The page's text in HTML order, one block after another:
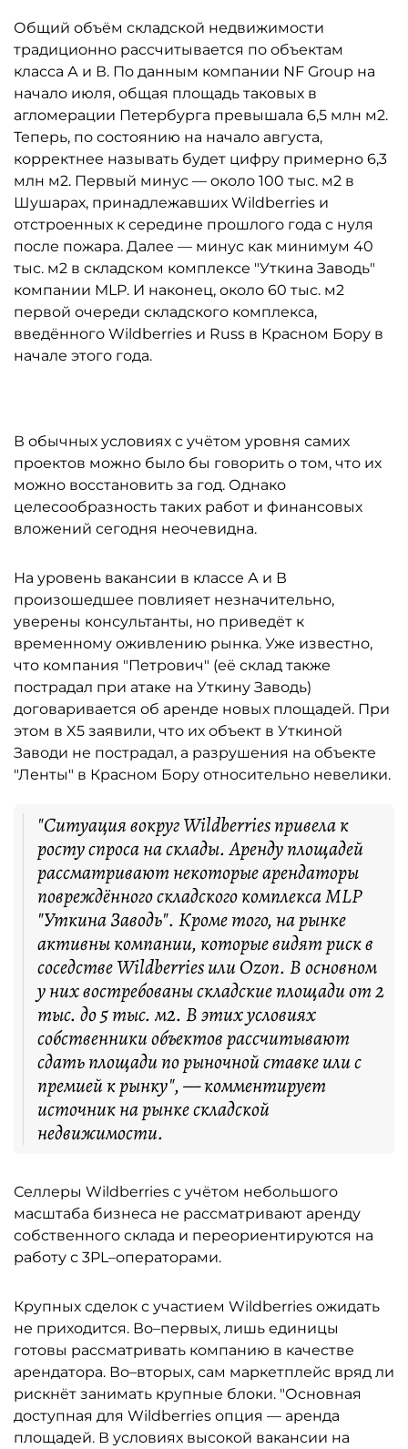
Общий объём складской недвижимости
традиционно рассчитывается по объектам
класса А и В. По данным компании NF Group на
начало июля, общая площадь таковых в
агломерации Петербурга превышала 6,5 млн м2.
Теперь, по состоянию на начало августа,
корректнее называть будет цифру примерно 6,3
млн м2. Первый минус — около 100 тыс. м2 в
Шушарах, принадлежавших Wildberries и
отстроенных к середине прошлого года с нуля
после пожара. Далее — минус как минимум 40
тыс. м2 в складском комплексе "Уткина Заводь"
компании MLP. И наконец, около 60 тыс. м2
первой очереди складского комплекса,
введённого Wildberries и Russ в Красном Бору в
начале этого года.
В обычных условиях с учётом уровня самих
проектов можно было бы говорить о том, что их
можно восстановить за год. Однако
целесообразность таких работ и финансовых
вложений сегодня неочевидна.
На уровень вакансии в классе А и В
произошедшее повлияет незначительно,
уверены консультанты, но приведёт к
временному оживлению рынка. Уже известно,
что компания "Петрович" (её склад также
пострадал при атаке на Уткину Заводь)
договаривается об аренде новых площадей. При
этом в X5 заявили, что их объект в Уткиной
Заводи не пострадал, а разрушения на объекте
"Ленты" в Красном Бору относительно невелики.
"Ситуация вокруг Wildberries привела к
росту спроса на склады. Аренду площадей
рассматривают некоторые арендаторы
повреждённого складского комплекса MLP
"Уткина Заводь". Кроме того, на рынке
активны компании, которые видят риск в
соседстве Wildberries или Ozon. В основном
у них востребованы складские площади от 2
тыс. до 5 тыс. м2. В этих условиях
собственники объектов рассчитывают
сдать площади по рыночной ставке или с
премией к рынку", — комментирует
источник на рынке складской
недвижимости.
Селлеры Wildberries с учётом небольшого
масштаба бизнеса не рассматривают аренду
собственного склада и переориентируются на
работу с 3PL–операторами.
Крупных сделок с участием Wildberries ожидать
не приходится. Во–первых, лишь единицы
готовы рассматривать компанию в качестве
арендатора. Во–вторых, сам маркетплейс вряд ли
рискнёт занимать крупные блоки. "Основная
доступная для Wildberries опция — аренда
площадей. В условиях высокой вакансии на